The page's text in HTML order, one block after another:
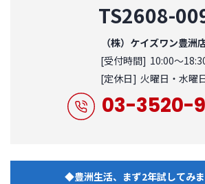
TS2608-
（株）ケイズワン豊洲
[受付時間] 10:00～
[定休日] 火曜日・水曜
03-3520-
◆豊洲生活、まず2年試してみ